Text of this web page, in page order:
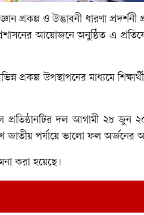
প্রকল্প ও উদ্ভাবনী ধারণা
আয়োজনে অনুষ্ঠিত এ
প্রকল্প উপস্থাপনের মাধ্যমে
প্রতিষ্ঠানটির দল আগামী ২৮ জুন
পর্যায়ে ভালো ফল অর্জনের
করা হয়েছে।